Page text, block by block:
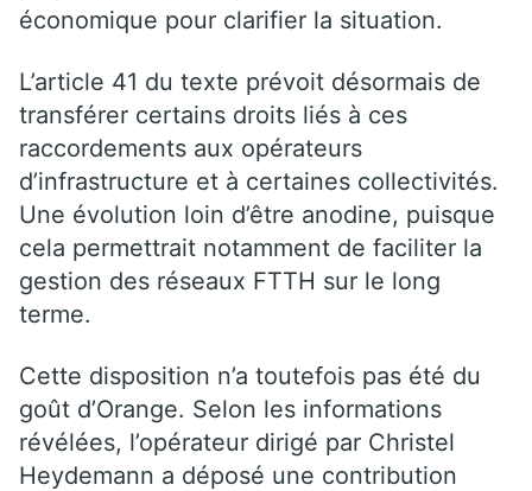
économique pour clarifier la situation.
L’article 41 du texte prévoit désormais de
transférer certains droits liés à ces
raccordements aux opérateurs
d’infrastructure et à certaines collectivités.
Une évolution loin d’être anodine, puisque
cela permettrait notamment de faciliter la
gestion des réseaux FTTH sur le long
terme.
Cette disposition n’a toutefois pas été du
goût d’Orange. Selon les informations
révélées, l’opérateur dirigé par Christel
Heydemann a déposé une contribution